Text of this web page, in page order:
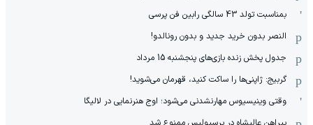
بمناسبت تولد 43 سالگی رابین فن پرسی
النصر بدون خرید جدید و بدون رونالدو!
جدول پخش زنده بازی‌های پنجشنبه 15 مرداد
گربیج: ژاپنی‌ها را ساکت کنید، قهرمان می‌شوید!
وقتی وینیسیوس مهارنشدنی می‌شود؛ اوج هنرنمایی در لالیگا